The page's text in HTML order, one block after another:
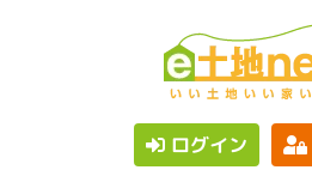
ログイン